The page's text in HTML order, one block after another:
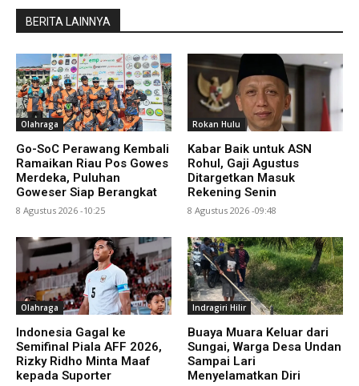
BERITA LAINNYA
Olahraga
Go-SoC Perawang Kembali
Ramaikan Riau Pos Gowes
Merdeka, Puluhan
Goweser Siap Berangkat
8 Agustus 2026 -10:25
Rokan Hulu
Kabar Baik untuk ASN
Rohul, Gaji Agustus
Ditargetkan Masuk
Rekening Senin
8 Agustus 2026 -09:48
Olahraga
Indonesia Gagal ke
Semifinal Piala AFF 2026,
Rizky Ridho Minta Maaf
kepada Suporter
Indragiri Hilir
Buaya Muara Keluar dari
Sungai, Warga Desa Undan
Sampai Lari
Menyelamatkan Diri